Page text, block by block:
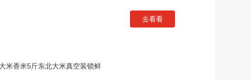
去看看
米香米5斤东北大米真空装锁鲜